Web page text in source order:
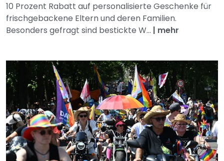
10 Prozent Rabatt auf personalisierte Geschenke für
frischgebackene Eltern und deren Familien.
Besonders gefragt sind bestickte W... | mehr